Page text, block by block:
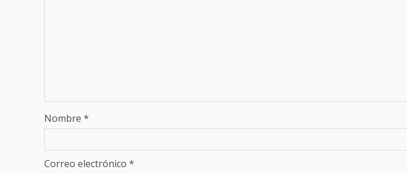
Nombre *
Correo electrónico *